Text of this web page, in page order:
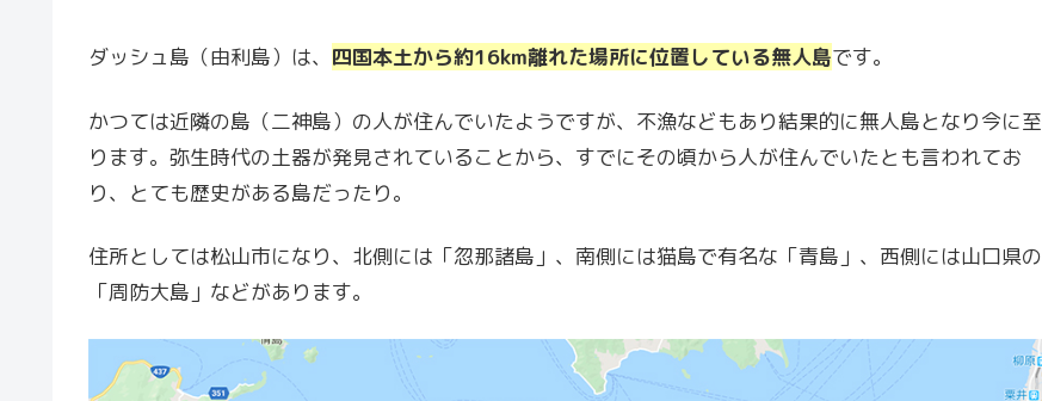
ダッシュ島（由利島）は、 四国本土から約16km離れた場所に位置している無人島です。
かつては近隣の島（二神島）の人が住んでいたようですが、不漁などもあり結果的に無人島となり今に至
ります。弥生時代の土器が発見されていることから、すでにその頃から人が住んでいたとも言われてお
り、とても歴史がある島だったり。
住所としては松山市になり、北側には「忽那諸島」、南側には猫島で有名な「青島」、西側には山口県の
「周防大島」などがあります。